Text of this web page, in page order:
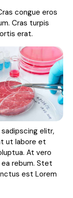
congue eros
Cras turpis
erat.
elitr,
ut labore et
At vero
rebum. Stet
est Lorem